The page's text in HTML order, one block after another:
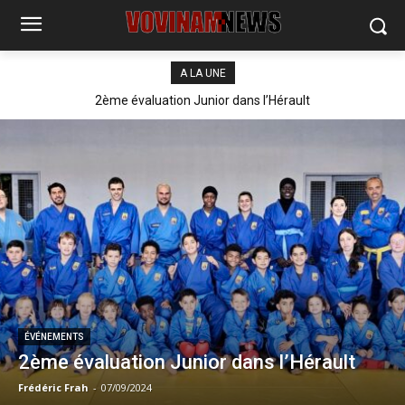
A LA UNE
2ème évaluation Junior dans l’Hérault
ÉVÉNEMENTS
2ème évaluation Junior dans l’Hérault
Frédéric Frah - 07/09/2024